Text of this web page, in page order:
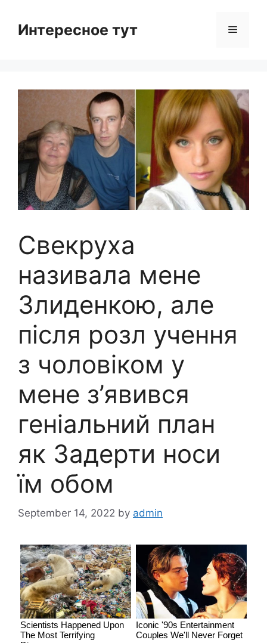
contentИнтересное тут Menu
Свекруха
називала мене
3лидeнкою, але
після розл учення
з чоловіком у
мене з’явився
геніальний план
як 3aдерти носи
їм обом
September 14, 2022 by admin